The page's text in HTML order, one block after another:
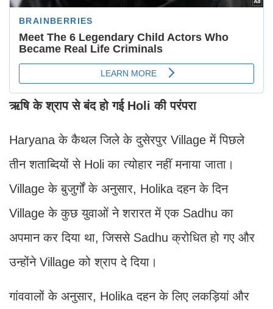
ऋषि के श्राप से बंद हो गई Holi की परंपरा
Haryana के कैथल जिले के दुसेरपुर Village में पिछले
तीन शताब्दियों से Holi का त्योहार नहीं मनाया जाता।
Village के बुजुर्गों के अनुसार, Holika दहन के दिन
Village के कुछ युवाओं ने शरारत में एक Sadhu का
अपमान कर दिया था, जिससे Sadhu क्रोधित हो गए और
उन्होंने Village को श्राप दे दिया।
गांववालों के अनुसार, Holika दहन के लिए लकड़ियां और